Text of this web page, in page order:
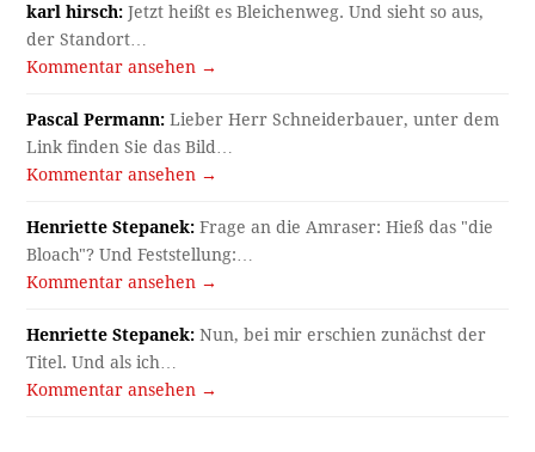
karl hirsch: Jetzt heißt es Bleichenweg. Und sieht so aus,
der Standort…
Kommentar ansehen →
Pascal Permann: Lieber Herr Schneiderbauer, unter dem
Link finden Sie das Bild…
Kommentar ansehen →
Henriette Stepanek: Frage an die Amraser: Hieß das "die
Bloach"? Und Feststellung:…
Kommentar ansehen →
Henriette Stepanek: Nun, bei mir erschien zunächst der
Titel. Und als ich…
Kommentar ansehen →